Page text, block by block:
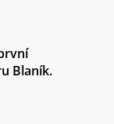
Blaník.